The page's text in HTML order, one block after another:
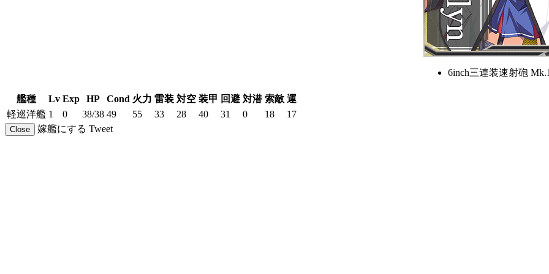
6inch三連装速射砲
艦種 Lv Exp HP Cond 火力 雷装 対空 装甲 回避 対潜 索敵 運
軽巡洋艦 1 0 38/38 49 55 33 28 40 31 0 18 17
Close 嫁艦にする Tweet